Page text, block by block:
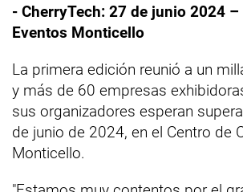
- CherryTech: 27 de junio 2024 –
Eventos Monticello
La primera edición reunió a un
y más de 60 empresas
sus organizadores esperan
de junio de 2024, en el Centro de
Monticello.